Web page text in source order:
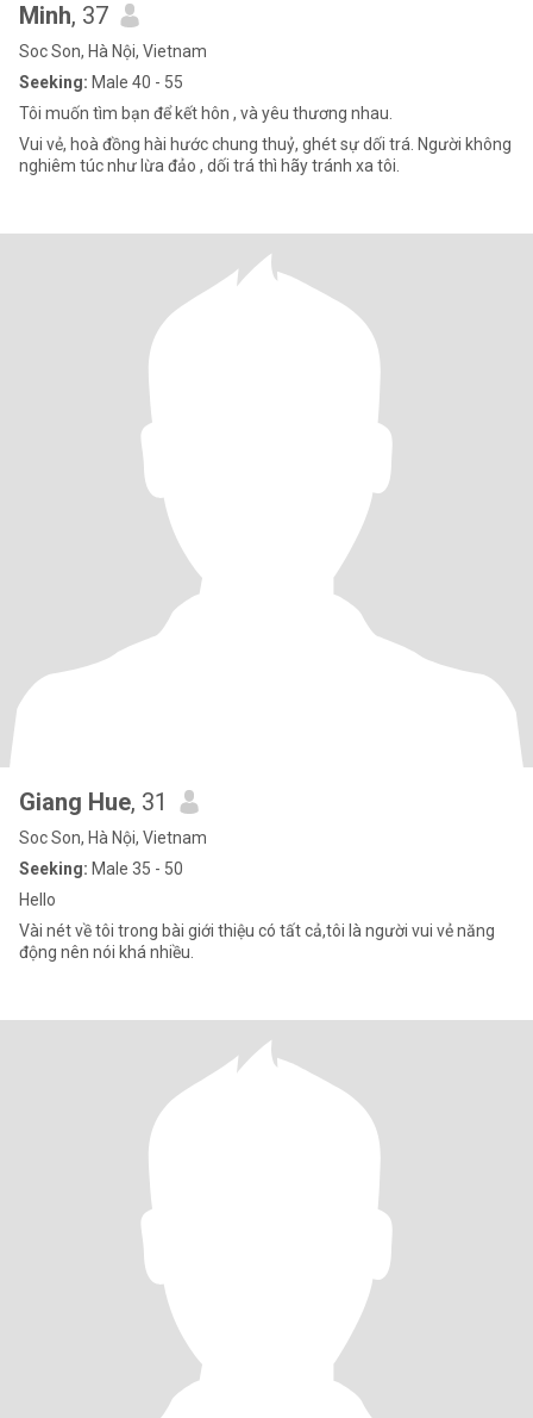
Minh, 37
Soc Son, Hà Nội, Vietnam
Seeking: Male 40 - 55
Tôi muốn tìm bạn để kết hôn , và yêu thương nhau.
Vui vẻ, hoà đồng hài hước chung thuỷ, ghét sự dối trá. Người không
nghiêm túc như lừa đảo , dối trá thì hãy tránh xa tôi.
Giang Hue, 31
Soc Son, Hà Nội, Vietnam
Seeking: Male 35 - 50
Hello
Vài nét về tôi trong bài giới thiệu có tất cả,tôi là người vui vẻ năng
động nên nói khá nhiều.